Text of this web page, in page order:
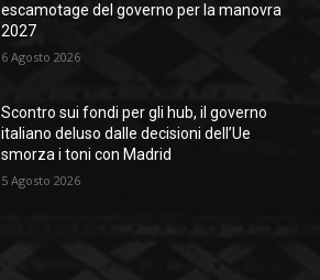
escamotage del governo per la manovra
2027
6 Agosto 2026
Scontro sui fondi per gli hub, il governo
italiano deluso dalle decisioni dell’Ue
smorza i toni con Madrid
5 Agosto 2026